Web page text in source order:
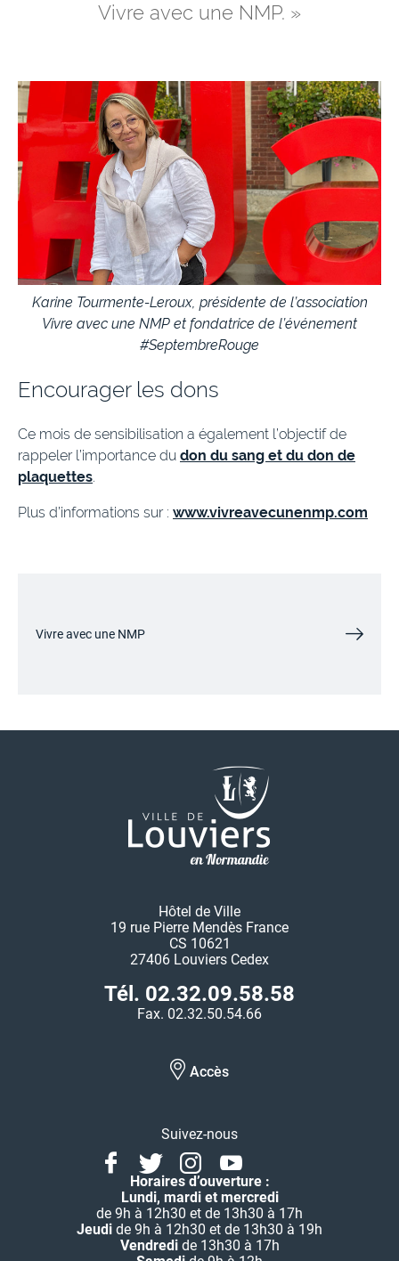
Vivre avec une NMP. »
Karine Tourmente-Leroux, présidente de l’association
Vivre avec une NMP et fondatrice de l’événement
#SeptembreRouge
Encourager les dons
Ce mois de sensibilisation a également l’objectif de
rappeler l’importance du don du sang et du don de
plaquettes.
Plus d’informations sur : www.vivreavecunenmp.com
Vivre avec une NMP
Hôtel de Ville
19 rue Pierre Mendès France
CS 10621
27406 Louviers Cedex
Tél. 02.32.09.58.58
Fax. 02.32.50.54.66
Accès
Suivez-nous
FacebookTwitterInstagramYoutube
Horaires d’ouverture :
Lundi, mardi et mercredi
de 9h à 12h30 et de 13h30 à 17h
Jeudi de 9h à 12h30 et de 13h30 à 19h
Vendredide 13h30 à 17h